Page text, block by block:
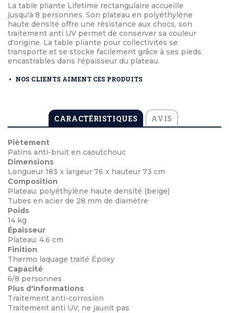
La table pliante Lifetime rectangulaire accueille
jusqu'à 8 personnes. Son plateau en polyéthylène
haute densité offre une résistance aux chocs, son
traitement anti UV permet de conserver sa couleur
d'origine. La table pliante pour collectivités se
transporte et se stocke facilement grâce à ses pieds
encastrables dans l'épaisseur du plateau.
NOS CLIENTS AIMENT CES PRODUITS
CARACTÉRISTIQUES AVIS
Piètement
Patins anti-bruit en caoutchouc
Dimensions
Longueur 183 x largeur 76 x hauteur 73 cm
Composition
Plateau: polyéthylène haute densité (beige)
Tubes en acier de 28 mm de diamètre
Poids
14 kg
Épaisseur
Plateau: 4.6 cm
Finition
Thermo laquage traité Époxy
Capacité
6/8 personnes
Plus d'informations
Traitement anti-corrosion
Traitement anti UV, ne jaunit pas